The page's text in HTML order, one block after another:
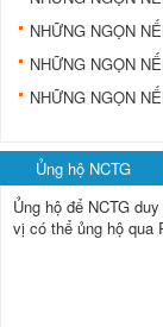
NHỮNG NGỌN
NHỮNG NGỌN
NHỮNG NGỌN
Ủng hộ NCTG
Ủng hộ để NCTG
vị có thể ủng hộ qua